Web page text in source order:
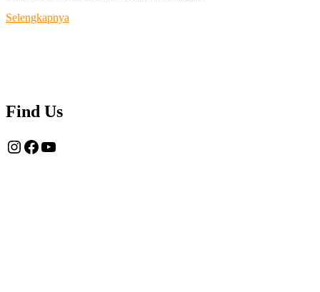
Selengkapnya
Find Us
Instagram
Facebook
YouTube